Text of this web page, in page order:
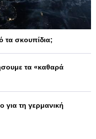
τα σκουπίδια;
τα «καθαρά
για τη γερμανική